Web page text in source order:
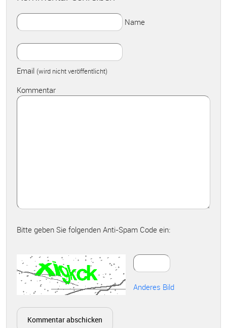
Name
Email (wird nicht veröffentlicht)
Kommentar
Bitte geben Sie folgenden Anti-Spam Code ein:
Anderes Bild